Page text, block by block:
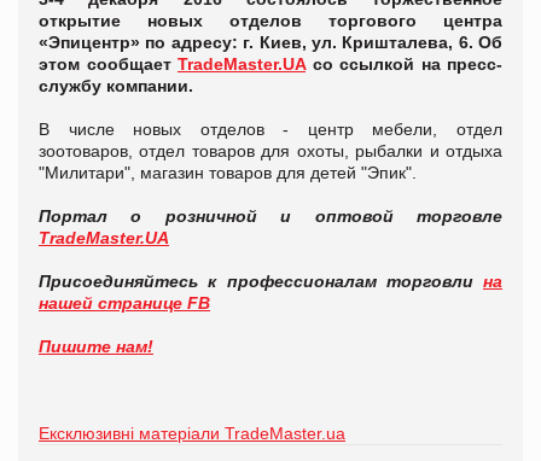
открытие новых отделов торгового центра
«Эпицентр» по адресу: г. Киев, ул. Кришталева, 6. Об
этом сообщает TradeMaster.UAсо ссылкой на пресс-
службу компании.
В числе новых отделов - центр мебели, отдел
зоотоваров, отдел товаров для охоты, рыбалки и отдыха
"Милитари", магазин товаров для детей "Эпик".
Портал о розничной и оптовой торговле
TradeMaster.UA
Присоединяйтесь к профессионалам торговли на
нашей странице FB
Пишите нам!
Ексклюзивні матеріали TradeMaster.ua